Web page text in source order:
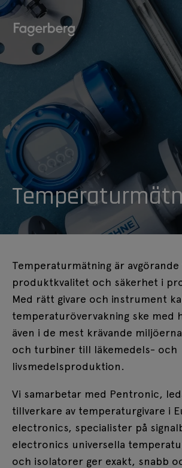
Temperaturmätning är
produktkvalitet och säkerhet i
Med rätt givare och instrument
temperaturövervakning ske med
även i de mest krävande
och turbiner till läkemedels- och
livsmedelsproduktion.
Vi samarbetar med Pentronic,
tillverkare av temperaturgivare i
electronics, specialister på
electronics universella
och isolatorer ger exakt, snabb